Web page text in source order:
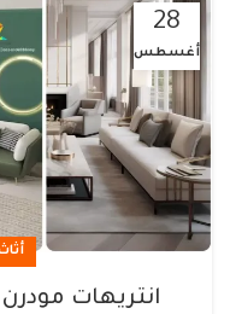
28
أغسطس
انتريهات